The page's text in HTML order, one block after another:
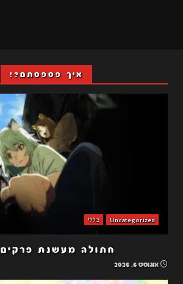
איך פספסתם?!
Uncategorized כללי
חתולה מעשנת פרקים 5-4
אוגוסט 6, 2026